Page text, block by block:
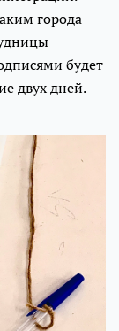
города
будет
двух дней.